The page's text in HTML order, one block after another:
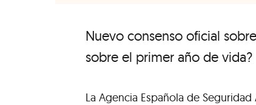
Nuevo consenso oficial
sobre el primer año de vida?
La Agencia Española de